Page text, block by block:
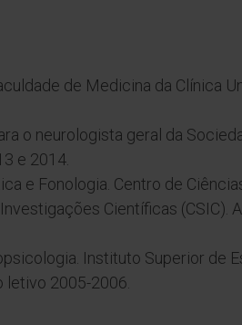
de Medicina da Clínica
o neurologista geral da
e 2014.
e Fonologia. Centro de
Científicas (CSIC).
Instituto Superior de
letivo 2005-2006.